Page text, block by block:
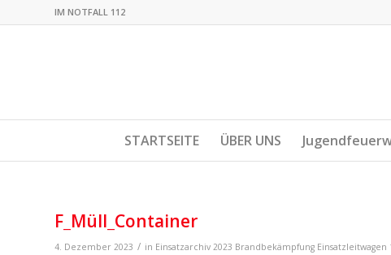
IM NOTFALL 112
STARTSEITE ÜBER UNS
F_Müll_Container
4. Dezember 2023 / in Einsatzarchiv 2023 Brandbekämpfung Einsatzleitwagen